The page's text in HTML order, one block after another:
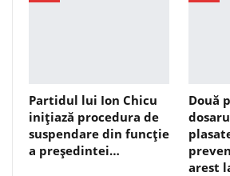
Partidul lui Ion Chicu
inițiază procedura de
suspendare din funcție
a președintei…
Două
arest